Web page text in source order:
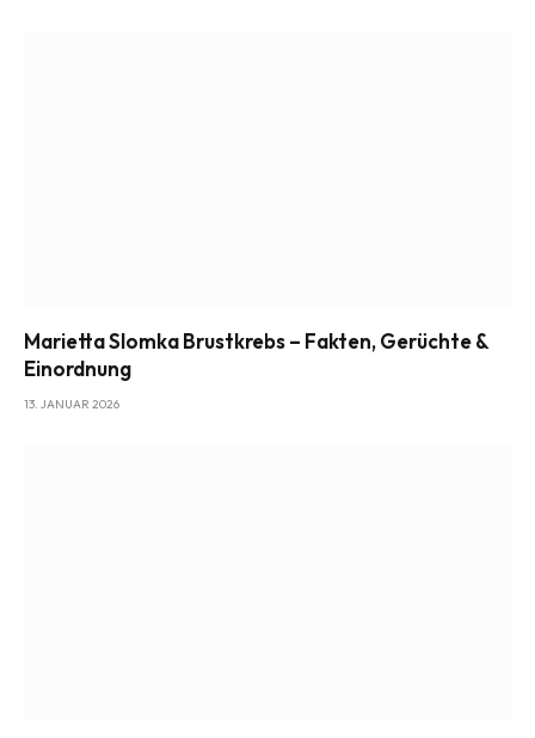
Marietta Slomka Brustkrebs – Fakten, Gerüchte &
Einordnung
13. JANUAR 2026